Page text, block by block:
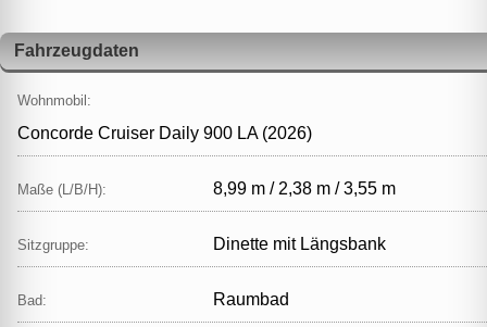
Fahrzeugdaten
Wohnmobil:
Concorde Cruiser Daily 900 LA (2026)
Maße (L/B/H): 8,99 m / 2,38 m / 3,55 m
Sitzgruppe: Dinette mit Längsbank
Bad: Raumbad